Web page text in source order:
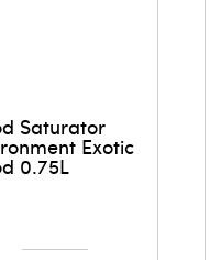
Saturator
Exotic
0.75L